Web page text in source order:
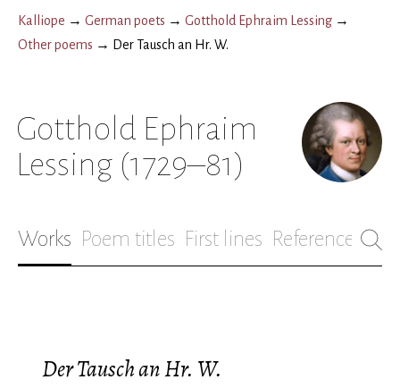
Kalliope → German poets → Gotthold Ephraim Lessing →
Other poems → Der Tausch an Hr. W.
Gotthold Ephraim
Lessing (1729–81)
Works Poem titles First lines References
Der Tausch an Hr. W.